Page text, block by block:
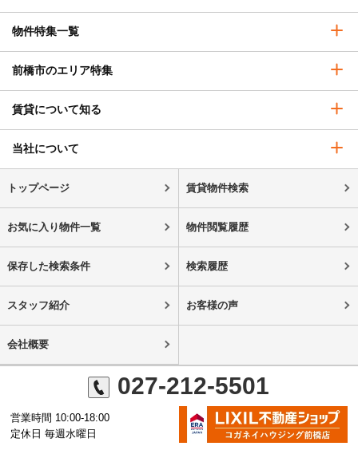
物件特集一覧
前橋市のエリア特集
賃貸について知る
当社について
トップページ 賃貸物件検索
お気に入り物件一覧 物件閲覧履歴
保存した検索条件 検索履歴
スタッフ紹介 お客様の声
会社概要
027-212-5501
営業時間 10:00-18:00
定休日 毎週水曜日